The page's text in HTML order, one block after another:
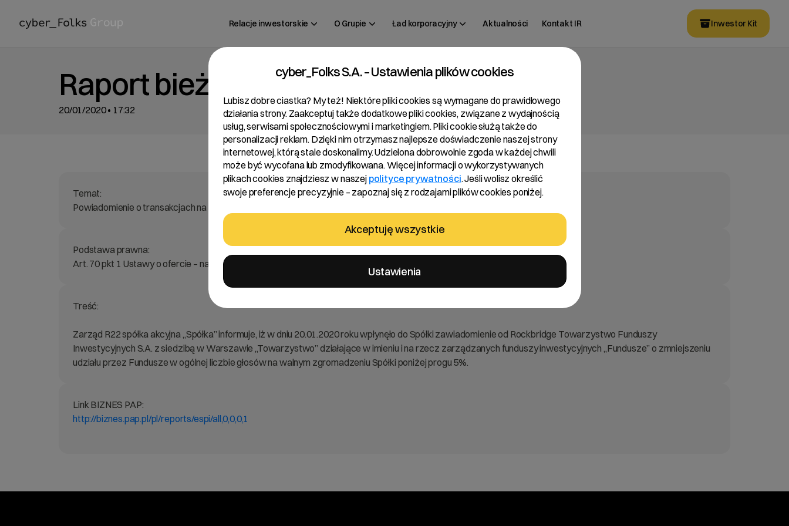
Relacje inwestorskie O Grupie Ład korporacyjny Aktualności Kontakt IR Inwestor Kit
Raport bieżący 04/2020
20/01/2020 • 17:32
Temat:
Powiadomienie o transakcjach na akcjach Spółki
Podstawa prawna:
Art. 70 pkt 1 Ustawy o ofercie – nabycie lub zbycie znacznego pakietu akcji
Treść:
Zarząd R22 spółka akcyjna „Spółka” informuje, iż w dniu 20.01.2020 roku wpłynęło do Spółki zawiadomienie od Rockbridge Towarzystwo Funduszy
Inwestycyjnych S.A. z siedzibą w Warszawie „Towarzystwo” działające w imieniu i na rzecz zarządzanych funduszy inwestycyjnych „Fundusze” o zmniejszeniu
udziału przez Fundusze w ogólnej liczbie głosów na walnym zgromadzeniu Spółki poniżej progu 5%.
Link BIZNES PAP:
http://biznes.pap.pl/pl/reports/espi/all,0,0,0,1
cyber_Folks S.A. – Ustawienia plików cookies
Lubisz dobre ciastka? My też! Niektóre pliki cookies są wymagane do prawidłowego
działania strony. Zaakceptuj także dodatkowe pliki cookies, związane z wydajnością
usług, serwisami społecznościowymi i marketingiem. Pliki cookie służą także do
personalizacji reklam. Dzięki nim otrzymasz najlepsze doświadczenie naszej strony
internetowej, którą stale doskonalimy. Udzielona dobrowolnie zgoda w każdej chwili
może być wycofana lub zmodyfikowana. Więcej informacji o wykorzystywanych
plikach cookies znajdziesz w naszej polityce prywatności. Jeśli wolisz określić
swoje preferencje precyzyjnie – zapoznaj się z rodzajami plików cookies poniżej.
Akceptuję wszystkie
Ustawienia